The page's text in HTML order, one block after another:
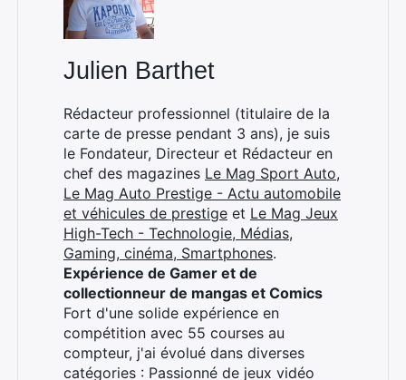
Julien Barthet
Rédacteur professionnel (titulaire de la
carte de presse pendant 3 ans), je suis
le Fondateur, Directeur et Rédacteur en
chef des magazines Le Mag Sport Auto,
Le Mag Auto Prestige - Actu automobile
et véhicules de prestige et Le Mag Jeux
High-Tech - Technologie, Médias,
Gaming, cinéma, Smartphones.
Expérience de Gamer et de
collectionneur de mangas et Comics
Fort d'une solide expérience en
compétition avec 55 courses au
compteur, j'ai évolué dans diverses
catégories : Passionné de jeux vidéo
Rechercher